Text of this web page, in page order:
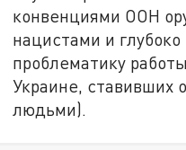
конвенциями ООН
нацистами и
проблематику
Украине,
людьми).